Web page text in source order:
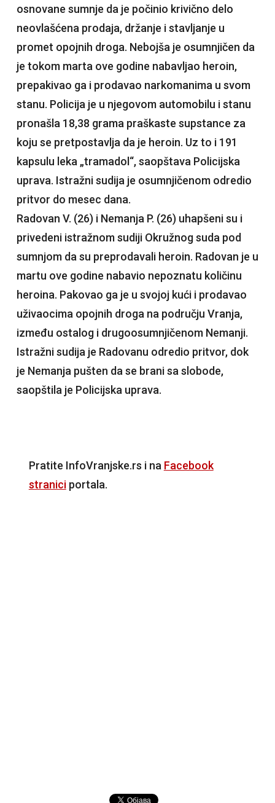
osnovane sumnje da je počinio krivično delo
neovlašćena prodaja, držanje i stavljanje u
promet opojnih droga. Nebojša je osumnjičen da
je tokom marta ove godine nabavljao heroin,
prepakivao ga i prodavao narkomanima u svom
stanu. Policija je u njegovom automobilu i stanu
pronašla 18,38 grama praškaste supstance za
koju se pretpostavlja da je heroin. Uz to i 191
kapsulu leka „tramadol“, saopštava Policijska
uprava. Istražni sudija je osumnjičenom odredio
pritvor do mesec dana.
Radovan V. (26) i Nemanja P. (26) uhapšeni su i
privedeni istražnom sudiji Okružnog suda pod
sumnjom da su preprodavali heroin. Radovan je u
martu ove godine nabavio nepoznatu količinu
heroina. Pakovao ga je u svojoj kući i prodavao
uživaocima opojnih droga na području Vranja,
između ostalog i drugoosumnjičenom Nemanji.
Istražni sudija je Radovanu odredio pritvor, dok
je Nemanja pušten da se brani sa slobode,
saopštila je Policijska uprava.
Pratite InfoVranjske.rs i na Facebook
straniciportala.